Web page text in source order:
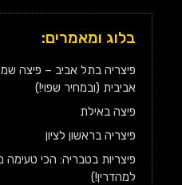
בלוג ומאמרים:
פיצריה בתל אביב – פיצה
אביבית (ובמחיר שפוי!)
פיצה באילת
פיצריה בראשון לציון
פיצריות בטבריה: הכי
למהדרין!)